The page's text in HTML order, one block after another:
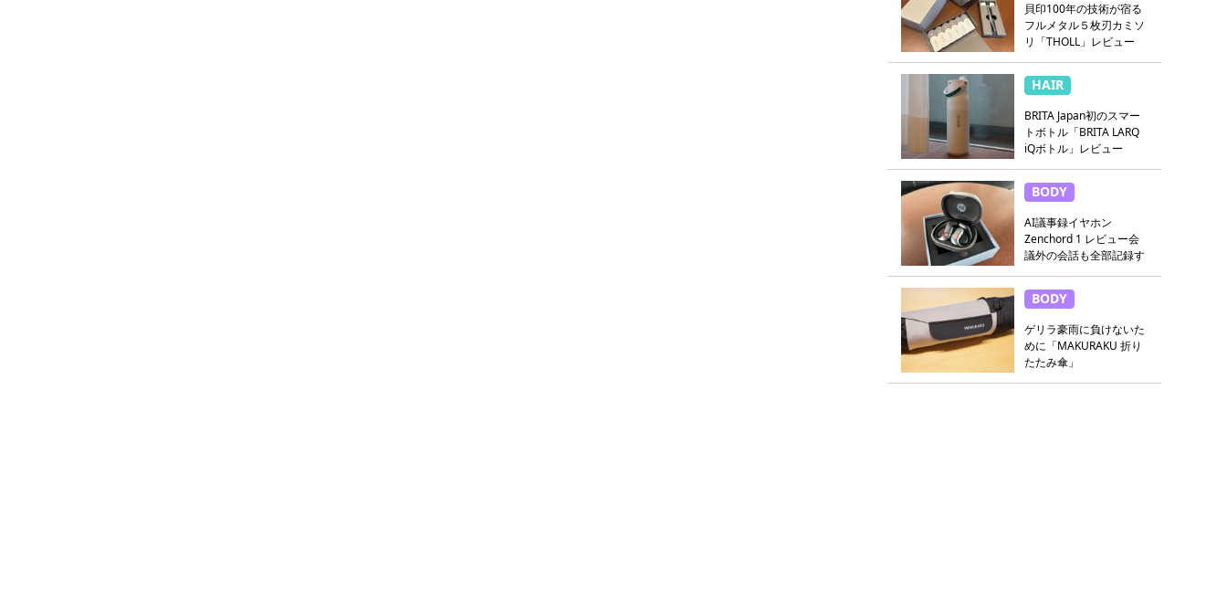
貝印100年の技術が宿る
フルメタル５枚刃カミソ
リ「THOLL」レビュー
HAIR
BRITA Japan初のスマー
トボトル「BRITA LARQ
iQボトル」レビュー
BODY
AI議事録イヤホン
Zenchord 1 レビュー会
議外の会話も全部記録す
BODY
ゲリラ豪雨に負けないた
めに「MAKURAKU 折り
たたみ傘」